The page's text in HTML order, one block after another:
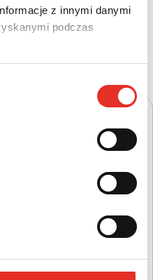
z innymi danymi
podczas
w kilku
spełnia Twoje